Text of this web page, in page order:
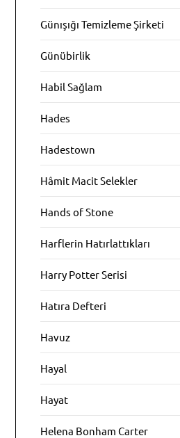
Günışığı Temizleme Şirketi
Günübirlik
Habil Sağlam
Hades
Hadestown
Hâmit Macit Selekler
Hands of Stone
Harflerin Hatırlattıkları
Harry Potter Serisi
Hatıra Defteri
Havuz
Hayal
Hayat
Helena Bonham Carter